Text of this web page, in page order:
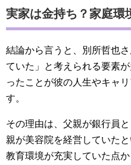
実家は金持ち？家庭環
結論から言うと、別所哲也
ていた」と考えられる要素
ったことが彼の人生やキャ
す。
その理由は、父親が銀行員
親が美容院を経営していた
教育環境が充実していた点